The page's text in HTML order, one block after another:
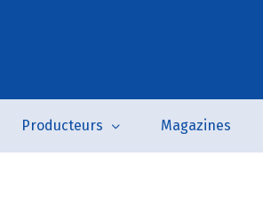
Producteurs Magazines